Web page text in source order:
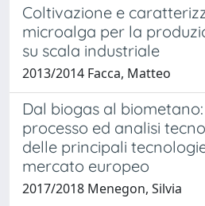
Coltivazione e
microalga per la
su scala industriale
2013/2014 Facca, Matteo
Dal biogas al
processo ed analisi
delle principali
mercato europeo
2017/2018 Menegon, Silvia